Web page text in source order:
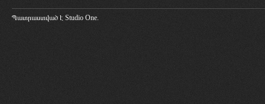
Պատրաստված է Studio One.